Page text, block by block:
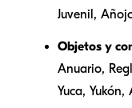
Juvenil,
Objetos y
Anuario,
Yuca, Yukón,